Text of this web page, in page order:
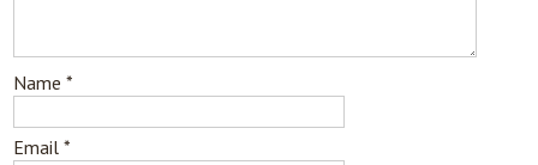
Name*
Email*